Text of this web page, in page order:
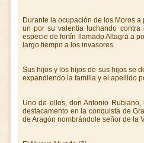
Durante la ocupación de los Moros
un por su valentía luchando
especie de fortín llamado Altagra a
largo tiempo a los invasores.
Sus hijos y los hijos de sus hijos se
expandiendo la familia y el apellido
Uno de ellos, don Antonio
destacamento en la conquista de
de Aragón nombrándole señor de la